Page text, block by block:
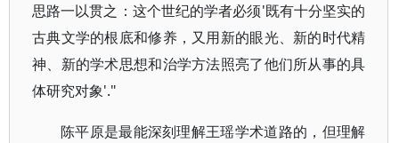
思路一以贯之：这个世纪的学者必须'既有十分坚实的
古典文学的根底和修养，又用新的眼光、新的时代精
神、新的学术思想和治学方法照亮了他们所从事的具
体研究对象'."
陈平原是最能深刻理解王瑶学术道路的，但理解